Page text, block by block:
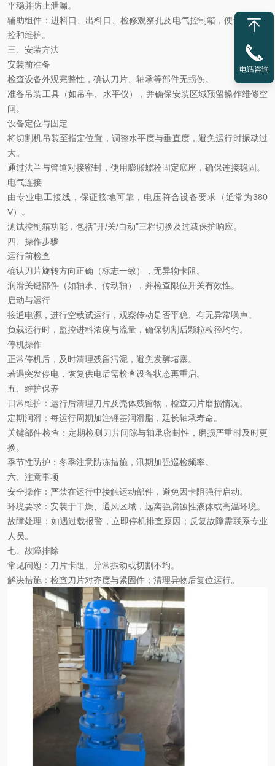
平稳并防止泄漏。
辅助组件 ：进料口、出料口、检修观察孔及电气控制箱，便于操作监
控和维护。
三、安装方法
安装前准备
检查设备外观完整性，确认刀片、轴承等部件无损伤。
准备吊装工具（如吊车、水平仪），并确保安装区域预留操作维修空
间。
设备定位与固定
将切割机吊装至指定位置，调整水平度与垂直度，避免运行时振动过
大。
通过法兰与管道对接密封，使用膨胀螺栓固定底座，确保连接稳固。
电气连接
由专业电工接线，保证接地可靠，电压符合设备要求（通常为380
V）。
测试控制箱功能，包括“开/关/自动"三档切换及过载保护响应。
四、操作步骤
运行前检查
确认刀片旋转方向正确（标志一致），无异物卡阻。
润滑关键部件（如轴承、传动轴），并检查限位开关有效性。
启动与运行
接通电源，进行空载试运行，观察传动是否平稳、有无异常噪声。
负载运行时，监控进料浓度与流量，确保切割后颗粒粒径均匀。
停机操作
正常停机后，及时清理残留污泥，避免发酵堵塞。
若遇突发停电，恢复供电后需检查设备状态再重启。
五、维护保养
日常维护 ：运行后清理刀片及壳体残留物，检查刀片磨损情况。
定期润滑 ：每运行周期加注锂基润滑脂，延长轴承寿命。
关键部件检查 ：定期检测刀片间隙与轴承密封性，磨损严重时及时更
换。
季节性防护 ：冬季注意防冻措施，汛期加强巡检频率。
六、注意事项
安全操作 ：严禁在运行中接触运动部件，避免因卡阻强行启动。
环境要求 ：安装于干燥、通风区域，远离强腐蚀性液体或高温环境。
故障处理 ：如遇过载报警，立即停机排查原因；反复故障需联系专业
人员。
七、故障排除
常见问题 ：刀片卡阻、异常振动或切割不均。
解决措施 ：检查刀片对齐度与紧固件；清理异物后复位运行。
电话咨询